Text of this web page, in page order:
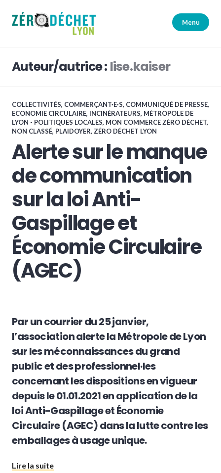
contenu
Menu
Auteur/autrice : lise.kaiser
COLLECTIVITÉS, COMMERÇANT·E·S, COMMUNIQUÉ DE PRESSE,
ECONOMIE CIRCULAIRE, INCINÉRATEURS, MÉTROPOLE DE
LYON - POLITIQUES LOCALES, MON COMMERCE ZÉRO DÉCHET,
NON CLASSÉ, PLAIDOYER, ZÉRO DÉCHET LYON
Alerte sur le manque
de communication
sur la loi Anti-
Gaspillage et
Économie Circulaire
(AGEC)
Par un courrier du 25 janvier,
l’association alerte la Métropole de Lyon
sur lesméconnaissances du grand
public et des professionnel·les
concernant les dispositions en vigueur
depuis le 01.01.2021 en application de la
loi Anti-Gaspillage et Économie
Circulaire (AGEC) dans la lutte contre les
emballages à usage unique.
Lire la suite« Alerte sur le manque de communication sur